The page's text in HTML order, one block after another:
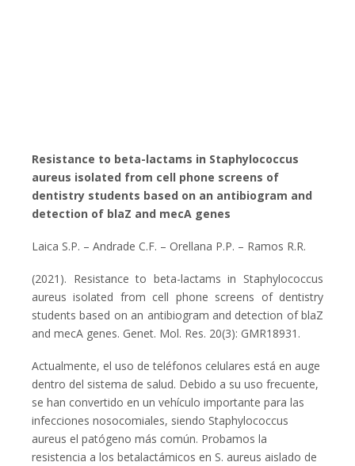
Resistance to beta-lactams in Staphylococcus
aureus isolated from cell phone screens of
dentistry students based on an antibiogram and
detection of blaZ and mecA genes
Laica S.P. – Andrade C.F. – Orellana P.P. – Ramos R.R.
(2021). Resistance to beta-lactams in Staphylococcus
aureus isolated from cell phone screens of dentistry
students based on an antibiogram and detection of blaZ
and mecA genes. Genet. Mol. Res. 20(3): GMR18931.
Actualmente, el uso de teléfonos celulares está en auge
dentro del sistema de salud. Debido a su uso frecuente,
se han convertido en un vehículo importante para las
infecciones nosocomiales, siendo Staphylococcus
aureus el patógeno más común. Probamos la
resistencia a los betalactámicos en S. aureus aislado de